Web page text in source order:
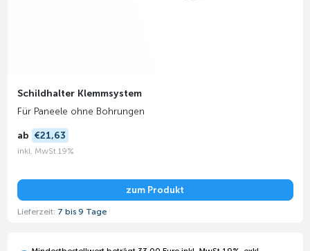
Schildhalter Klemmsystem
Für Paneele ohne Bohrungen
ab €21,63
inkl. MwSt 19%
zum Produkt
Lieferzeit: 7 bis 9 Tage